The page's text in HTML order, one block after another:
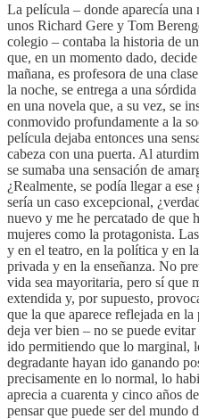
La película – donde aparecía
unos Richard Gere y Tom
colegio – contaba la historia de
que, en un momento dado,
mañana, es profesora de una
la noche, se entrega a una
en una novela que, a su vez, se
conmovido profundamente a la
película dejaba entonces una
cabeza con una puerta. Al
se sumaba una sensación de
¿Realmente, se podía llegar a
sería un caso excepcional,
nuevo y me he percatado de que
mujeres como la protagonista.
y en el teatro, en la política y en
privada y en la enseñanza. No
vida sea mayoritaria, pero sí que
extendida y, por supuesto,
que la que aparece reflejada en
deja ver bien – no se puede
ido permitiendo que lo marginal,
degradante hayan ido ganando
precisamente en lo normal, lo
aprecia a cuarenta y cinco años
pensar que puede ser del mundo